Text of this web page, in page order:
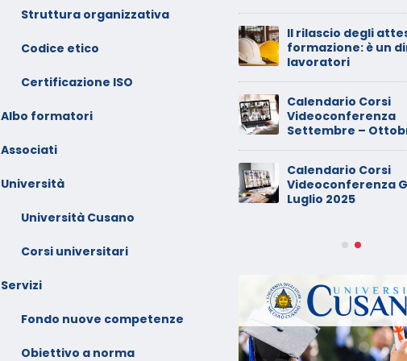
Struttura organizzativa
Codice etico
Certificazione ISO
Albo formatori
Associati
Università
Università Cusano
Corsi universitari
Servizi
Fondo nuove competenze
Obiettivo a norma
Videoconferenza Maggio –
setaccio
working, riconosciuto
Videoconferenza Marzo –
Videoconferenza Gennaio –
Il rilascio degli
formazione: è un
lavoratori
Calendario Corsi
Videoconferenza
Settembre –
Calendario Corsi
Videoconferenza
Luglio 2025